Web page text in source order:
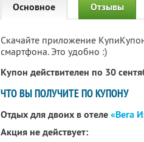
Основное Отзывы
Скачайте приложение
смартфона. Это удобно :)
Купон действителен по 30
ЧТО ВЫ ПОЛУЧИТЕ ПО КУПОНУ
Отдых для двоих в отеле«Вега
Акция не действует: